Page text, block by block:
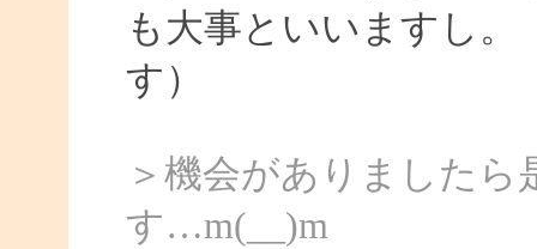
も大事といいますし
す）
＞機会がありました
す…m(__)m